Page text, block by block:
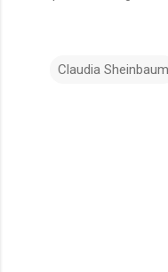
Claudia Sheinbaum